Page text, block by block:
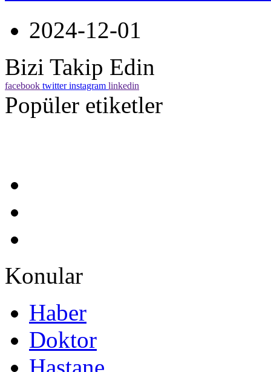
2024-12-01
Bizi Takip Edin
facebook twitter instagram linkedin
Popüler etiketler
Konular
Haber
Doktor
Hastane